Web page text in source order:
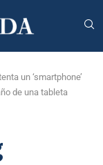
un ‘smartphone’
de una tableta